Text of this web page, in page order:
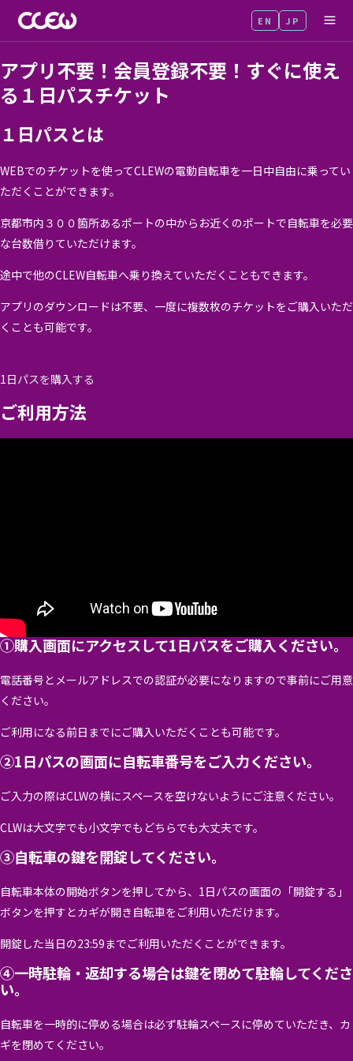
ス
キ
プ
EN JP
アプリ不要！会員登録不要！すぐに使え
る１日パスチケット
１日パスとは
WEBでのチケットを使ってCLEWの電動自転車を一日中自由に乗ってい
ただくことができます。
京都市内３００箇所あるポートの中からお近くのポートで自転車を必要
な台数借りていただけます。
途中で他のCLEW自転車へ乗り換えていただくこともできます。
アプリのダウンロードは不要、一度に複数枚のチケットをご購入いただ
くことも可能です。
1日パスを購入する
ご利用方法
①購入画面にアクセスして1日パスをご購入ください。
電話番号とメールアドレスでの認証が必要になりますので事前にご用意
ください。
ご利用になる前日までにご購入いただくことも可能です。
②1日パスの画面に自転車番号をご入力ください。
ご入力の際はCLWの横にスペースを空けないようにご注意ください。
CLWは大文字でも小文字でもどちらでも大丈夫です。
③自転車の鍵を開錠してください。
自転車本体の開始ボタンを押してから、1日パスの画面の「開錠する」
ボタンを押すとカギが開き自転車をご利用いただけます。
開錠した当日の23:59までご利用いただくことができます。
④一時駐輪・返却する場合は鍵を閉めて駐輪してくださ
い。
自転車を一時的に停める場合は必ず駐輪スペースに停めていただき、カ
ギを閉めてください。